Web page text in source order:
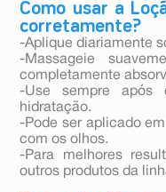
Como usar a
corretamente?
-Aplique diariamente
-Massageie
completamente
-Use sempre após
hidratação.
-Pode ser aplicado
com os olhos.
-Para melhores
outros produtos da